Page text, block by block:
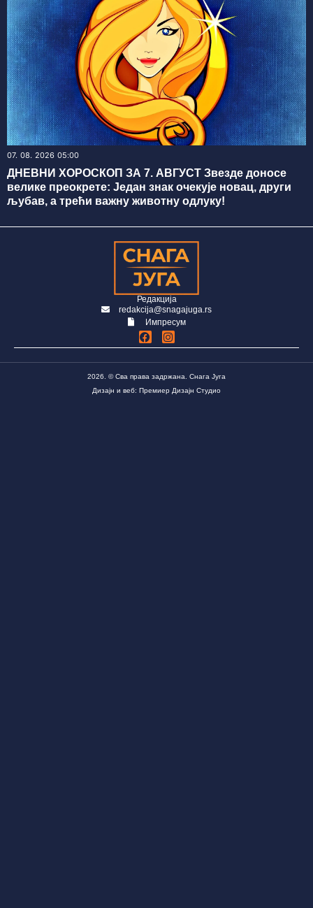
07. 08. 2026 05:00
ДНЕВНИ ХОРОСКОП ЗА 7. АВГУСТ Звезде доносе
велике преокрете: Један знак очекује новац, други
љубав, а трећи важну животну одлуку!
Редакција
redakcija@snagajuga.rs
Импресум
2026. © Сва права задржана. Снага Југа
Дизајн и веб: Премиер Дизајн Студио